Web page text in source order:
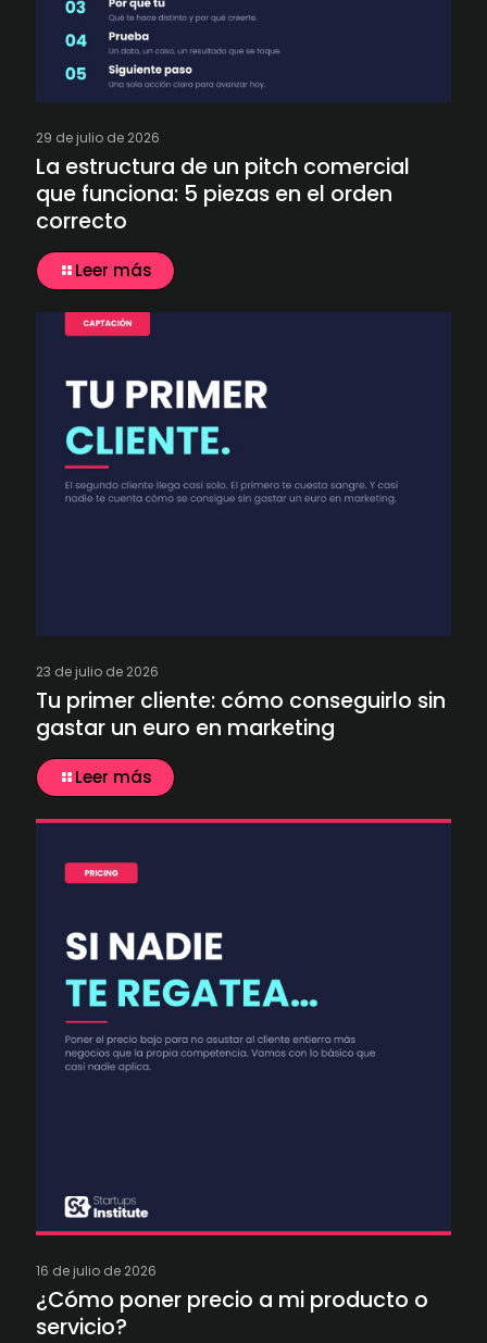
29 de julio de 2026
La estructura de un pitch comercial
que funciona: 5 piezas en el orden
correcto
Leer más
23 de julio de 2026
Tu primer cliente: cómo conseguirlo sin
gastar un euro en marketing
Leer más
16 de julio de 2026
¿Cómo poner precio a mi producto o
servicio?